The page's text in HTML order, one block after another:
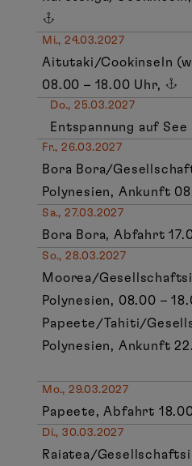
Mi., 24.03.2027
Aitutaki/Cookinseln
08.00 – 18.00 Uhr,
Do., 25.03.2027
Entspannung auf See
Fr., 26.03.2027
Bora Bora/
Polynesien, Ankunft
Sa., 27.03.2027
Bora Bora, Abfahrt
So., 28.03.2027
Moorea/
Polynesien, 08.00 –
Papeete/Tahiti/
Polynesien, Ankunft
Mo., 29.03.2027
Papeete, Abfahrt
Di., 30.03.2027
Raiatea/